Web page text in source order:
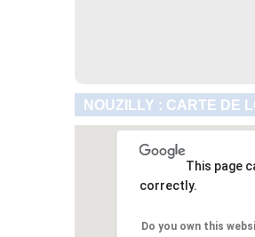
NOUZILLY : CARTE DE
This page
correctly.
Do you own this